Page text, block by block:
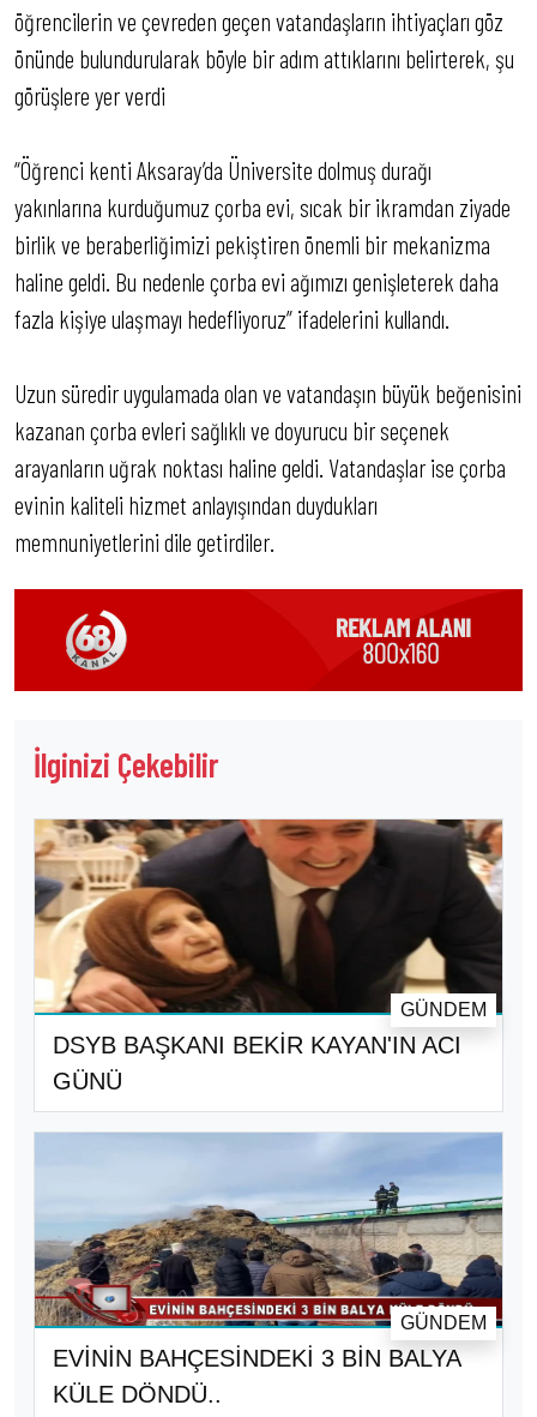
öğrencilerin ve çevreden geçen vatandaşların ihtiyaçları göz
önünde bulundurularak böyle bir adım attıklarını belirterek, şu
görüşlere yer verdi
“Öğrenci kenti Aksaray’da Üniversite dolmuş durağı
yakınlarına kurduğumuz çorba evi, sıcak bir ikramdan ziyade
birlik ve beraberliğimizi pekiştiren önemli bir mekanizma
haline geldi. Bu nedenle çorba evi ağımızı genişleterek daha
fazla kişiye ulaşmayı hedefliyoruz” ifadelerini kullandı.
Uzun süredir uygulamada olan ve vatandaşın büyük beğenisini
kazanan çorba evleri sağlıklı ve doyurucu bir seçenek
arayanların uğrak noktası haline geldi. Vatandaşlar ise çorba
evinin kaliteli hizmet anlayışından duydukları
memnuniyetlerini dile getirdiler.
İlginizi Çekebilir
DSYB BAŞKANI BEKİR KAYAN'IN ACI
GÜNÜ
GÜNDEM
EVİNİN BAHÇESİNDEKİ 3 BİN BALYA
KÜLE DÖNDÜ..
GÜNDEM